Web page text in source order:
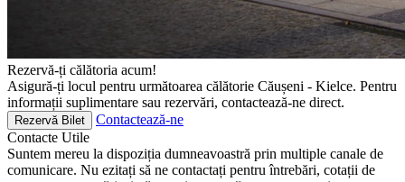
Rezervă-ți călătoria acum!
Asigură-ți locul pentru următoarea călătorie Căușeni - Kielce. Pentru
informații suplimentare sau rezervări, contactează-ne direct.
Rezervă Bilet
Contactează-ne
Contacte Utile
Suntem mereu la dispoziția dumneavoastră prin multiple canale de
comunicare. Nu ezitați să ne contactați pentru întrebări, cotații de